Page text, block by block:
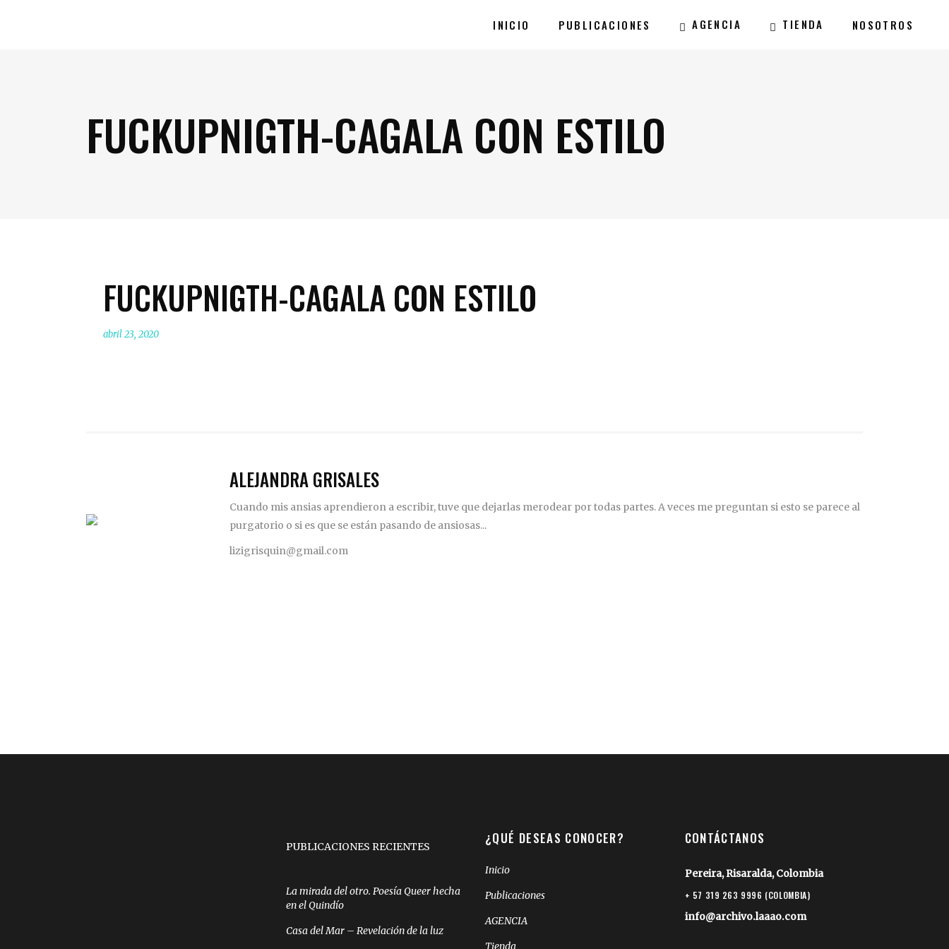
INICIO PUBLICACIONES AGENCIA TIENDA NOSOTROS
FUCKUPNIGTH-CAGALA CON ESTILO
FUCKUPNIGTH-CAGALA CON ESTILO
abril 23, 2020
ALEJANDRA GRISALES
Cuando mis ansias aprendieron a escribir, tuve que dejarlas merodear por todas partes. A veces me preguntan si esto se parece al
purgatorio o si es que se están pasando de ansiosas...
lizigrisquin@gmail.com
PUBLICACIONES RECIENTES
La mirada del otro. Poesía Queer hecha
en el Quindío
Casa del Mar – Revelación de la luz
¿QUÉ DESEAS CONOCER?
Inicio
Publicaciones
AGENCIA
Tienda
CONTÁCTANOS
Pereira, Risaralda, Colombia
+ 57 319 263 9996 (COLOMBIA)
info@archivo.laaao.com